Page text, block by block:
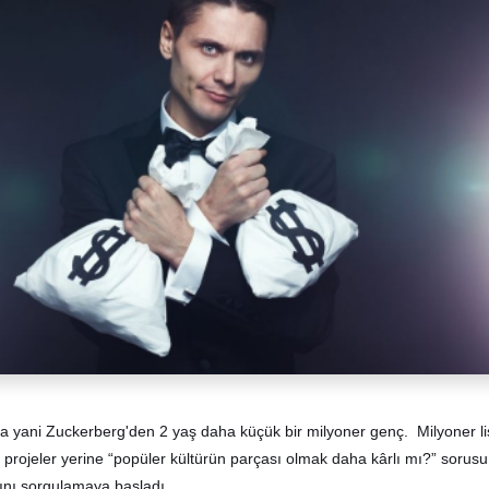
yani Zuckerberg'den 2 yaş daha küçük bir milyoner genç. Milyoner
yerine “popüler kültürün parçası olmak daha kârlı mı?”
sorgulamaya başladı.